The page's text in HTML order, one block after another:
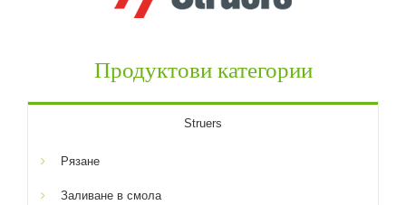
Продуктови категории
Struers
Рязане
Заливане в смола